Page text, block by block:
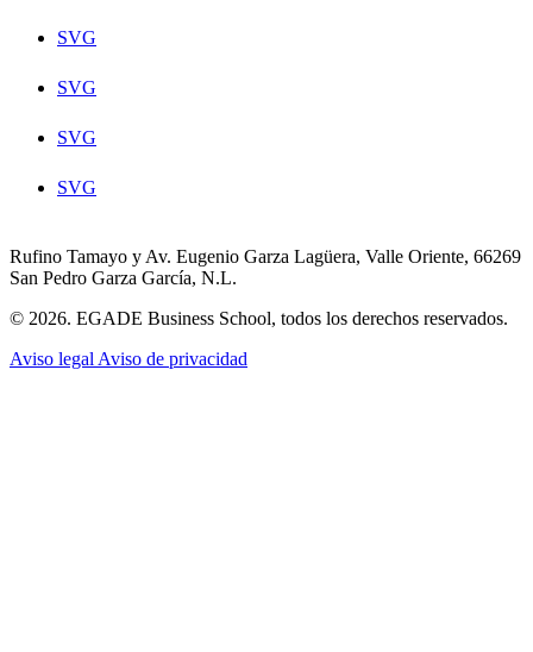
SVG
SVG
SVG
SVG
Rufino Tamayo y Av. Eugenio Garza Lagüera, Valle Oriente, 66269
San Pedro Garza García, N.L.
© 2026. EGADE Business School, todos los derechos reservados.
Aviso legal Aviso de privacidad